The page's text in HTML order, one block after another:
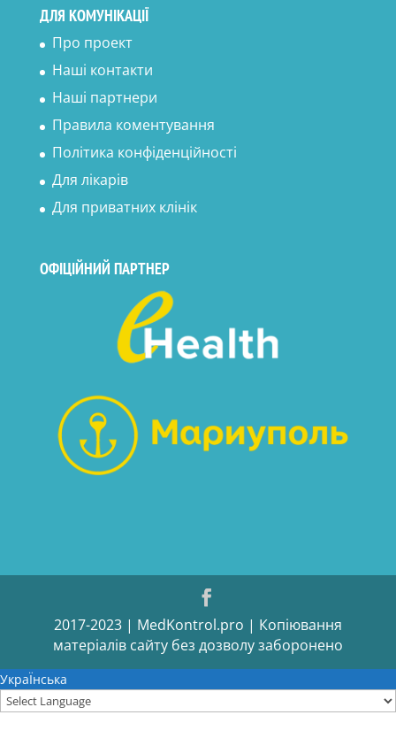
ДЛЯ КОМУНІКАЦІЇ
Про проект
Наші контакти
Наші партнери
Правила коментування
Політика конфіденційності
Для лікарів
Для приватних клінік
ОФІЦІЙНИЙ ПАРТНЕР
2017-2023 | MedKontrol.pro | Копіювання
матеріалів сайту без дозволу заборонено
УкраЇнська